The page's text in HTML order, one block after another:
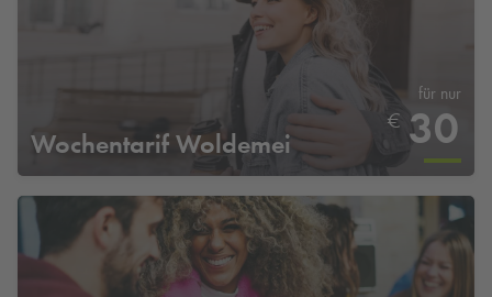
Wochentarif Woldemei
für nur
€ 30